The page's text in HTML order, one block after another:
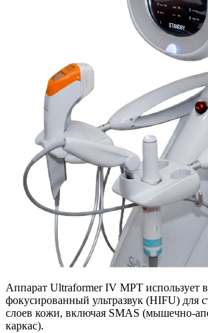
Аппарат Ultraformer IV MPT использует
фокусированный ультразвук (HIFU) для
слоев кожи, включая SMAS (мышечно-
каркас).